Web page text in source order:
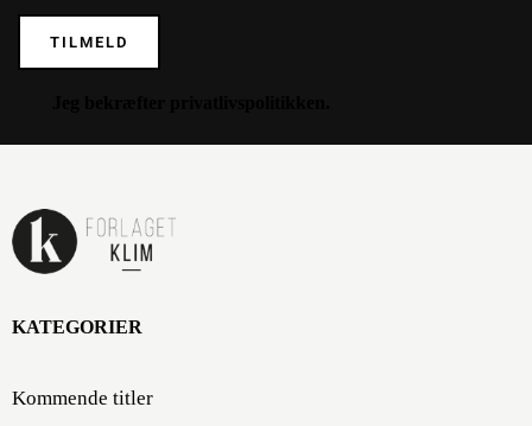
TILMELD
KATEGORIER
Kommende titler